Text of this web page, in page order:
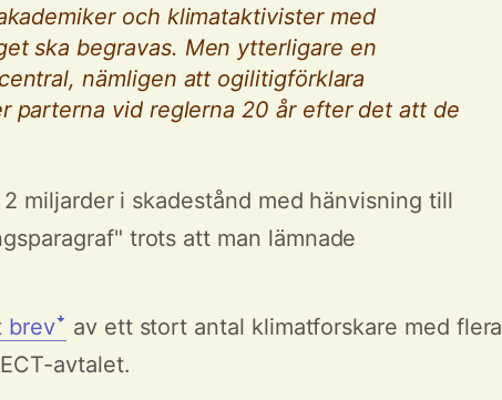
och klimataktivister med
ska begravas. Men ytterligare en
nämligen att ogilitigförklara
parterna vid reglerna 20 år efter det att de
miljarder i skadestånd med hänvisning till
trots att man lämnade
brevꜜ av ett stort antal klimatforskare med flera
avtalet.